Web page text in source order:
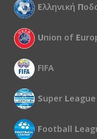
Ελληνική Π
Union of E
FIFA
Super League
Football L